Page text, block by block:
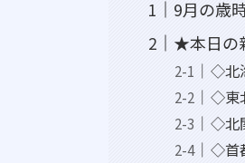
9月の歳
★本日の
◇北
◇東
◇北
◇首